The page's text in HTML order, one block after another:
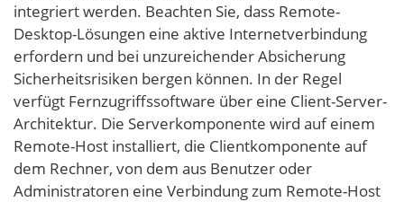
integriert werden. Beachten Sie, dass Remote-
Desktop-Lösungen eine aktive Internetverbindung
erfordern und bei unzureichender Absicherung
Sicherheitsrisiken bergen können. In der Regel
verfügt Fernzugriffssoftware über eine Client-Server-
Architektur. Die Serverkomponente wird auf einem
Remote-Host installiert, die Clientkomponente auf
dem Rechner, von dem aus Benutzer oder
Administratoren eine Verbindung zum Remote-Host